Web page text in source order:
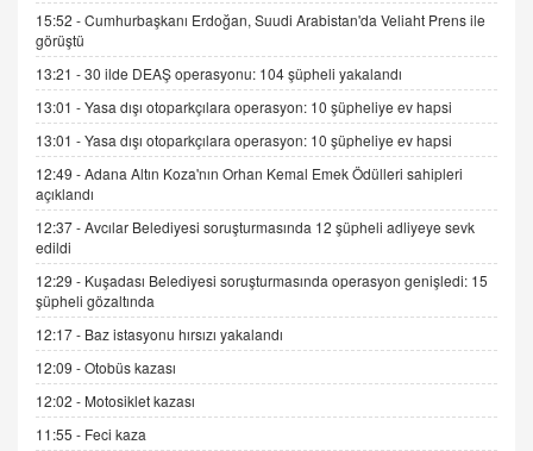
15.09.2025 16:17
SEHER EREK
Kış Ayları Geldi, Hangi Önlemler Alınmalı?
9.12.2025 10:11
İNCİ GÜL AKÖL
06.07.2026 13:00
ADEM AKÖL
Esed Destekçilerinin Yüzüne Vurulan Şamar:
Sednaya
11.12.2024 12:30
DR. EKREM ASLAN
Gerçek Ne, Algı Ne? "Beraber Yürüyoruz"
15:52 -Cumhurbaşkanı Erdoğan, Suudi Arabistan'da Veliaht Prens ile
görüştü
13:21 -30 ilde DEAŞ operasyonu: 104 şüpheli yakalandı
13:01 -Yasa dışı otoparkçılara operasyon: 10 şüpheliye ev hapsi
13:01 -Yasa dışı otoparkçılara operasyon: 10 şüpheliye ev hapsi
12:49 -Adana Altın Koza'nın Orhan Kemal Emek Ödülleri sahipleri
açıklandı
12:37 -Avcılar Belediyesi soruşturmasında 12 şüpheli adliyeye sevk
edildi
12:29 - Kuşadası Belediyesi soruşturmasında operasyon genişledi: 15
şüpheli gözaltında
12:17 - Baz istasyonu hırsızı yakalandı
12:09 -Otobüs kazası
12:02 - Motosiklet kazası
11:55 - Feci kaza